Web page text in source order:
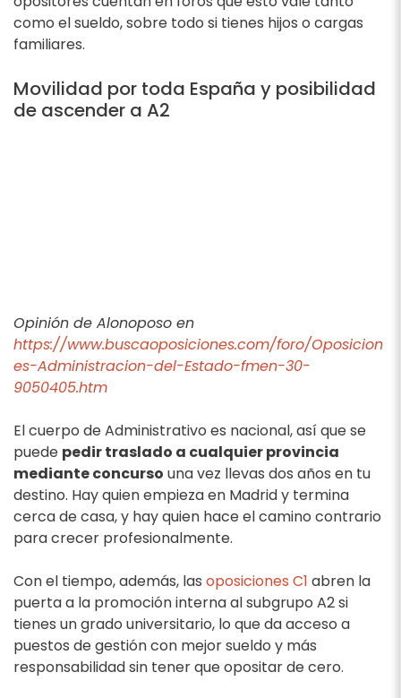
como el sueldo, sobre todo si tienes hijos o cargas
familiares.
Movilidad por toda España y posibilidad
de ascender a A2
Opinión de Alonoposo en
https://www.buscaoposiciones.com/foro/Oposicion
es-Administracion-del-Estado-fmen-30-
9050405.htm
El cuerpo de Administrativo es nacional, así que se
puede pedir traslado a cualquier provincia
mediante concurso una vez llevas dos años en tu
destino. Hay quien empieza en Madrid y termina
cerca de casa, y hay quien hace el camino contrario
para crecer profesionalmente.
Con el tiempo, además, las oposiciones C1 abren la
puerta a la promoción interna al subgrupo A2 si
tienes un grado universitario, lo que da acceso a
puestos de gestión con mejor sueldo y más
responsabilidad sin tener que opositar de cero.